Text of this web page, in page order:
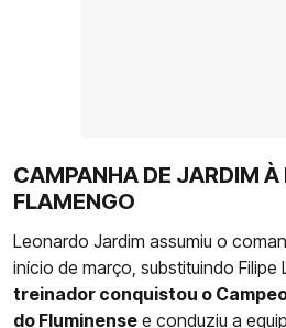
CAMPANHA DE JARDIM À
FLAMENGO
Leonardo Jardim assumiu o
início de março, substituindo Filipe
treinador conquistou o
do Fluminense e conduziu a